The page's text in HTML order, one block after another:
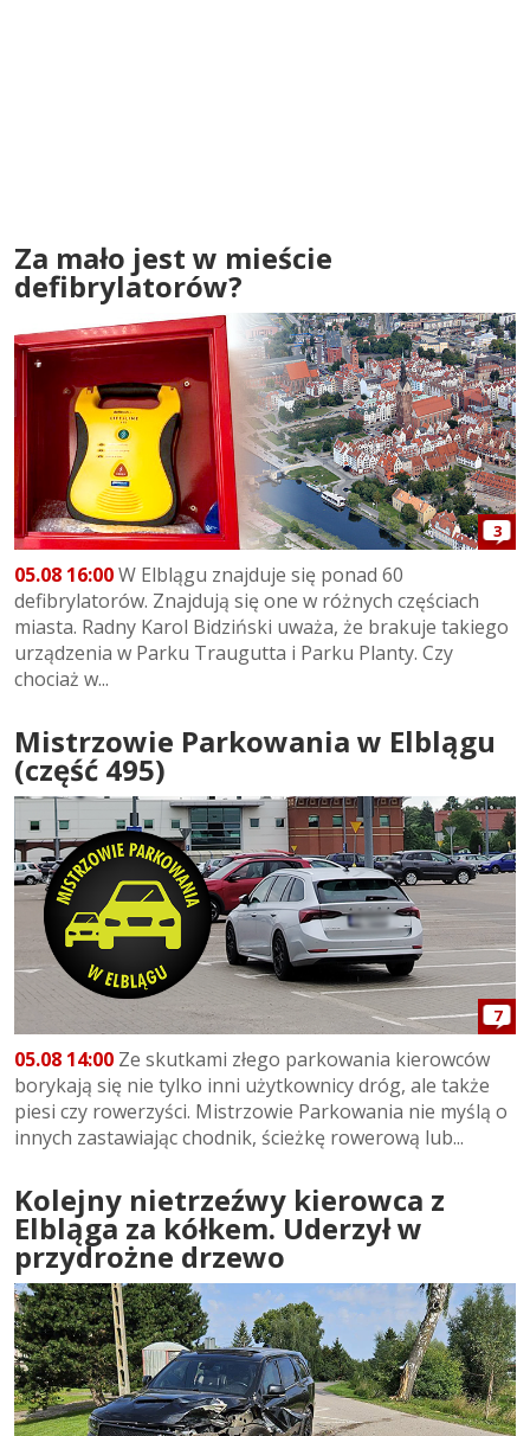
Za mało jest w mieście
defibrylatorów?
3
05.08 16:00W Elblągu znajduje się ponad 60
defibrylatorów. Znajdują się one w różnych częściach
miasta. Radny Karol Bidziński uważa, że brakuje takiego
urządzenia w Parku Traugutta i Parku Planty. Czy
chociaż w...
Mistrzowie Parkowania w Elblągu
(część 495)
7
05.08 14:00 Ze skutkami złego parkowania kierowców
borykają się nie tylko inni użytkownicy dróg, ale także
piesi czy rowerzyści. Mistrzowie Parkowania nie myślą o
innych zastawiając chodnik, ścieżkę rowerową lub...
Kolejny nietrzeźwy kierowca z
Elbląga za kółkem. Uderzył w
przydrożne drzewo